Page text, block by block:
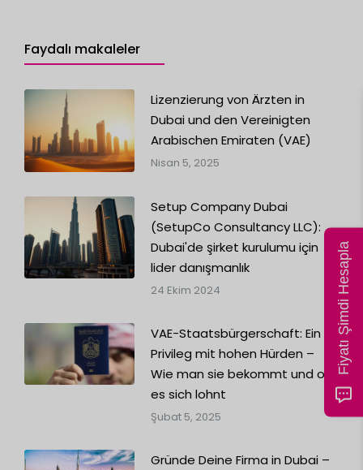
Faydalı makaleler
Lizenzierung von Ärzten in
Dubai und den Vereinigten
Arabischen Emiraten (VAE)
Nisan 5, 2025
Setup Company Dubai
(SetupCo Consultancy LLC):
Dubai'de şirket kurulumu için
lider danışmanlık
24 Ekim 2024
VAE-Staatsbürgerschaft: Ein
Privileg mit hohen Hürden –
Wie man sie bekommt und ob
es sich lohnt
Şubat 5, 2025
Gründe Deine Firma in Dubai –
Fiyatı Şimdi Hesapla